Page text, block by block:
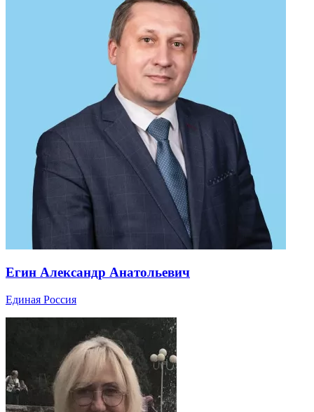
Егин Александр Анатольевич
Единая Россия